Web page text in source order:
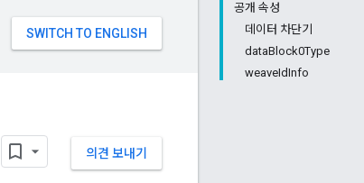
공개 속성
데이터 차단기
dataBlock0Type
weaveIdInfo
의견 보내기